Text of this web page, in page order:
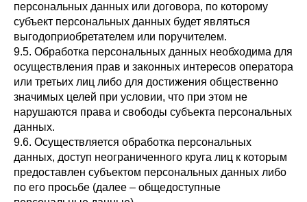
персональных данных или договора, по которому
субъект персональных данных будет являться
выгодоприобретателем или поручителем.
9.5. Обработка персональных данных необходима для
осуществления прав и законных интересов оператора
или третьих лиц либо для достижения общественно
значимых целей при условии, что при этом не
нарушаются права и свободы субъекта персональных
данных.
9.6. Осуществляется обработка персональных
данных, доступ неограниченного круга лиц к которым
предоставлен субъектом персональных данных либо
по его просьбе (далее – общедоступные